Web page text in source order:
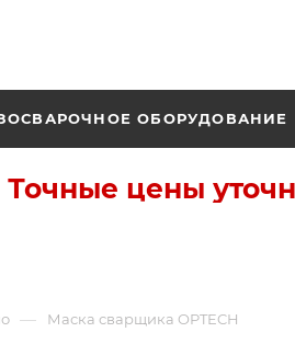
ОБОРУДОВАНИЕ
цены
— Маска сварщика OPTECH